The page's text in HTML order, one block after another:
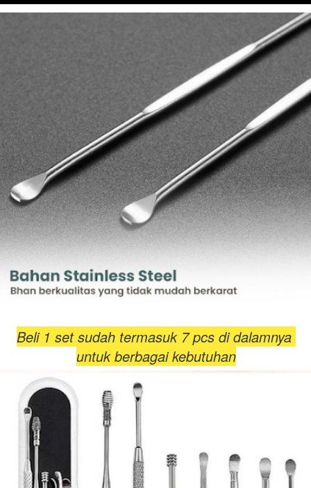
Beli 1 set sudah termasuk 7 pcs di dalamnya
untuk berbagai kebutuhan